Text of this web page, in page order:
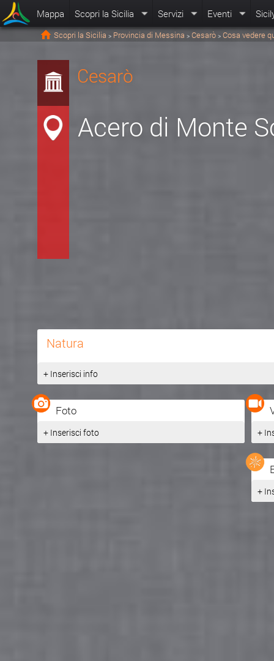
Mappa Scopri la Sicilia Servizi Eventi
Scopri la Sicilia > Provincia di Messina > Cesarò > Cosa vedere
Cesarò
Acero di Monte
Natura
+ Inserisci info
Foto
+ Inserisci foto +
+